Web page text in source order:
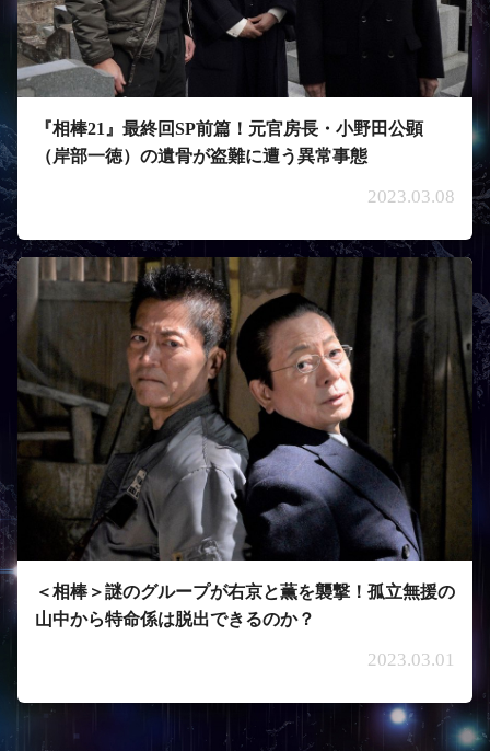
『相棒21』最終回SP前篇！元官房長・小野田公顕
（岸部一徳）の遺骨が盗難に遭う異常事態
2023.03.08
＜相棒＞謎のグループが右京と薫を襲撃！孤立無援の
山中から特命係は脱出できるのか？
2023.03.01